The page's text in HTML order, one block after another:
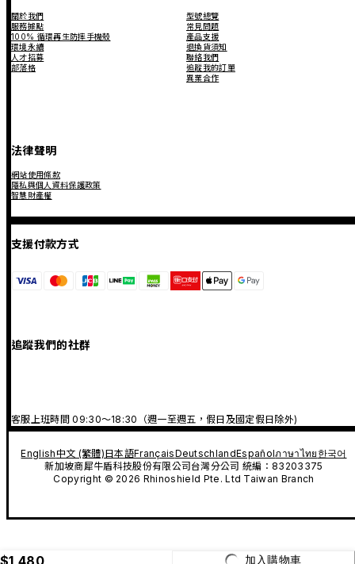
$1,480 加入購物車
關於我們
服務據點
100% 循環再生防摔手機殼
環境永續
人才招募
部落格
型號總覽
常見問題
產品支援
退換貨須知
聯絡我們
追蹤我的訂單
異業合作
法律聲明
網站使用條款
隱私與個人資料保護政策
智慧財產權
支援付款方式
追蹤我們的社群
客服上班時間 09:30～18:30（週一至週五，假日及國定假日除外)
English中文 (繁體)日本語FrançaisDeutschlandEspañolภาษาไทย 한국어
新加坡商犀牛盾科技股份有限公司台灣分公司 統編：83203375
Copyright © 2026 Rhinoshield Pte. Ltd Taiwan Branch